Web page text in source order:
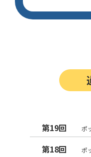
第19回 ポ
第18回 ポ